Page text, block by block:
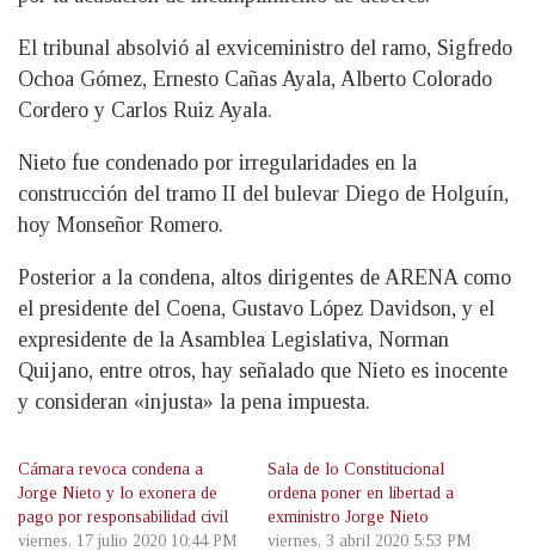
El tribunal absolvió al exviceministro del ramo, Sigfredo
Ochoa Gómez, Ernesto Cañas Ayala, Alberto Colorado
Cordero y Carlos Ruiz Ayala.
Nieto fue condenado por irregularidades en la
construcción del tramo II del bulevar Diego de Holguín,
hoy Monseñor Romero.
Posterior a la condena, altos dirigentes de ARENA como
el presidente del Coena, Gustavo López Davidson, y el
expresidente de la Asamblea Legislativa, Norman
Quijano, entre otros, hay señalado que Nieto es inocente
y consideran «injusta» la pena impuesta.
Cámara revoca condena a
Jorge Nieto y lo exonera de
pago por responsabilidad civil
viernes, 17 julio 2020 10:44 PM
Sala de lo Constitucional
ordena poner en libertad a
exministro Jorge Nieto
viernes, 3 abril 2020 5:53 PM